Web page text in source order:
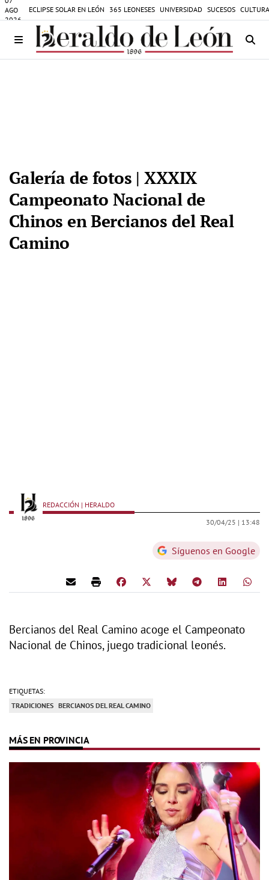
AGO
2026
ECLIPSE SOLAR EN LEÓN 365 LEONESES UNIVERSIDAD SUCESOS
Galería de fotos | XXXIX
Campeonato Nacional de
Chinos en Bercianos del Real
Camino
REDACCIÓN | HERALDO
30/04/25 | 13:48
Síguenos en Google
Bercianos del Real Camino acoge el Campeonato
Nacional de Chinos, juego tradicional leonés.
ETIQUETAS:
TRADICIONES BERCIANOS DEL REAL CAMINO
MÁS EN PROVINCIA